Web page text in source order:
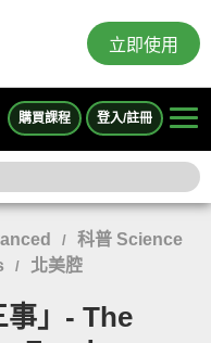
立即使用
購買課程 登入/註冊
/ 科普 Science
/ 北美腔
事」- The